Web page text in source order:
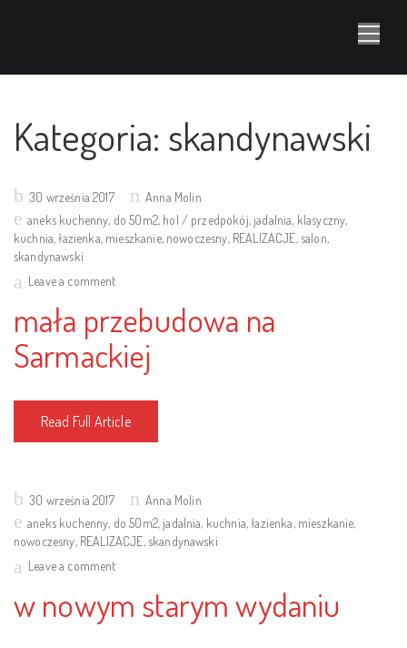
Kategoria: skandynawski
Posted
on
30 września 2017
Anna Molin
aneks kuchenny, do 50m2, hol / przedpokój, jadalnia, klasyczny,
kuchnia,łazienka, mieszkanie, nowoczesny, REALIZACJE, salon,
skandynawski
Leave a comment
mała przebudowa na
Sarmackiej
Read Full Article
Posted
on
30 września 2017
Anna Molin
aneks kuchenny, do 50m2, jadalnia, kuchnia,łazienka, mieszkanie,
nowoczesny, REALIZACJE, skandynawski
Leave a comment
w nowym starym wydaniu